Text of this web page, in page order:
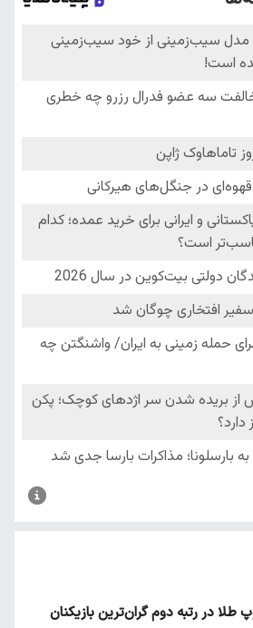
طلا در رتبه دوم گران‌ترین بازیکنان